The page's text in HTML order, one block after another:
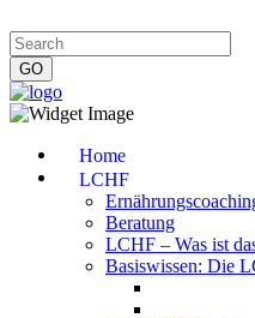
Home
LCHF
Beratung
LCHF – Was ist
Basiswissen: Die